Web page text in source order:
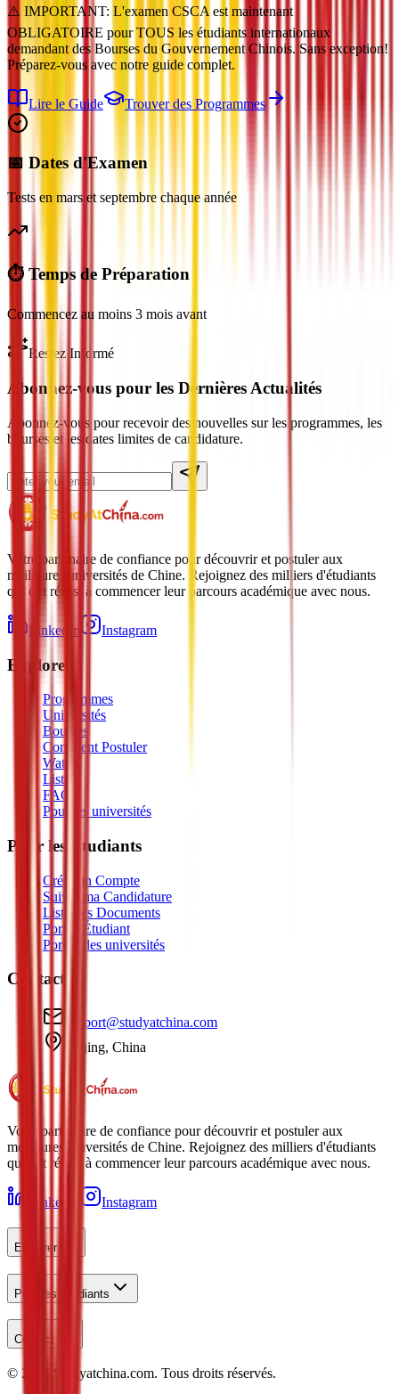
⚠️ IMPORTANT: L'examen CSCA est maintenant
OBLIGATOIRE pour TOUS les étudiants internationaux
demandant des Bourses du Gouvernement Chinois. Sans exception!
Préparez-vous avec notre guide complet.
Lire le Guide Trouver des Programmes
📅 Dates d'Examen
Tests en mars et septembre chaque année
⏱️ Temps de Préparation
Commencez au moins 3 mois avant
Restez Informé
Abonnez-vous pour les Dernières Actualités
Abonnez-vous pour recevoir des nouvelles sur les programmes, les
bourses et les dates limites de candidature.
Votre partenaire de confiance pour découvrir et postuler aux
meilleures universités de Chine. Rejoignez des milliers d'étudiants
qui ont réussi à commencer leur parcours académique avec nous.
LinkedIn Instagram
Explorer
Programmes
Universités
Bourses
Comment Postuler
Watch
Listen
FAQ
Pour les universités
Pour les Étudiants
Créer un Compte
Suivre ma Candidature
Liste des Documents
Portail Étudiant
Portail des universités
Contact
support@studyatchina.com
Beijing, China
Votre partenaire de confiance pour découvrir et postuler aux
meilleures universités de Chine. Rejoignez des milliers d'étudiants
qui ont réussi à commencer leur parcours académique avec nous.
LinkedIn Instagram
Explorer
Pour les Étudiants
Contact
© 2026 Studyatchina.com. Tous droits réservés.